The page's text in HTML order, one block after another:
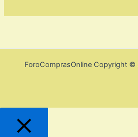
ForoComprasOnline Copyright ©